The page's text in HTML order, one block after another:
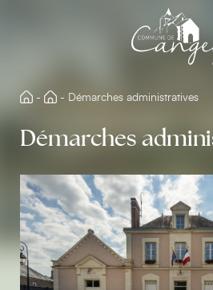
- - Démarches administratives
Démarches